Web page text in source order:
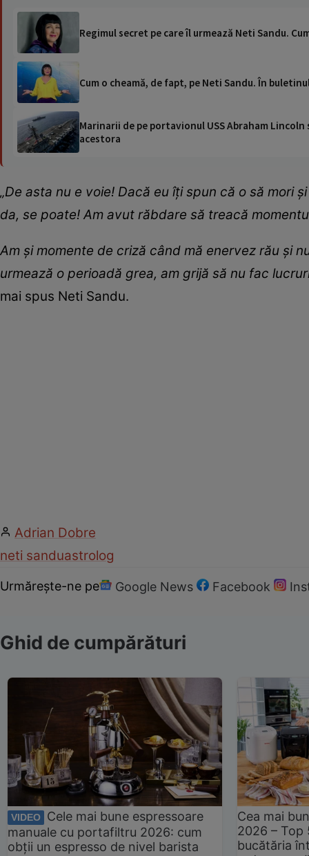
Regimul secret pe care îl urmează Neti Sandu.
Cum o cheamă, de fapt, pe Neti Sandu. În
Marinarii de pe portavionul USS Abraham
acestora
„De asta nu e voie! Dacă eu îți spun că o să mori
da, se poate! Am avut răbdare să treacă
Am și momente de criză când mă enervez rău și
urmează o perioadă grea, am grijă să nu fac
mai spus Neti Sandu.
Adrian Dobre
neti sanduastrolog
Urmărește-ne pe Google News Facebook
Ghid de cumpărături
VIDEO
Cele mai bune espressoare
manuale cu portafiltru 2026: cum
obții un espresso de nivel barista
Cea mai
2026 –
bucătăria